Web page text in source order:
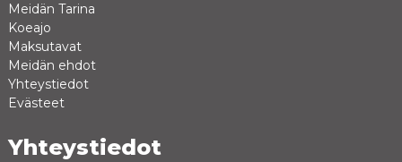
Meidän Tarina
Koeajo
Maksutavat
Meidän ehdot
Yhteystiedot
Evästeet
Yhteystiedot